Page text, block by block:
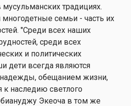
мусульманских традициях.
многодетные семьи - часть их
"Среди всех наших
среди всех
и политических
дети всегда являются
обещанием жизни,
к наследию светлого
Экеоча в том же